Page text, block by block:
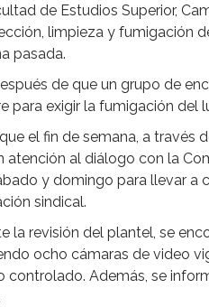
de Estudios Superior,
limpieza y fumigación
pasada.
de que un grupo de
para exigir la fumigación del
el fin de semana, a través
atención al diálogo con la
y domingo para llevar a
sindical.
la revisión del plantel, se
ocho cámaras de video
controlado. Además, se